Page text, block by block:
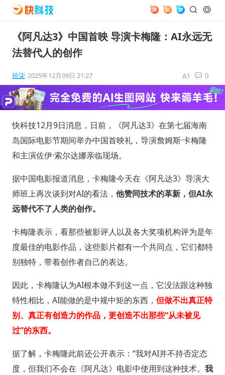
《阿凡达3》中国首映 导演卡梅隆：AI永远无
法替代人的创作
拾柒 2025年12月09日 21:27 0
快科技12月9日消息，日前，《阿凡达3》在第七届海南
岛国际电影节期间举办中国首映礼，导演詹姆斯·卡梅隆
和主演佐伊·索尔达娜亲临现场。
据中国电影报道消息，卡梅隆今天在《阿凡达3》导演大
师班上再次谈到对AI的看法， 他赞同技术的革新，但AI永
远替代不了人类的创作。
卡梅隆表示，看那些被影评人以及各大奖项机构评为是年
度最佳的电影作品，这些影片都有一个共同点，它们都特
别独特，带着创作者自己的表达。
因此，卡梅隆认为AI根本做不到这一点，它没法跟这种独
特性相比，AI能做的是中规中矩的东西， 但做不出真正特
别、真正有创造力的作品，更创造不出那些“从未被见
过”的东西。
据了解，卡梅隆此前还公开表示：“我对AI并不持否定态
度，但我们不会在《阿凡达》电影中使用到这种技术。 我